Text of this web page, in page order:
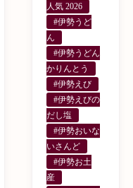
人気 2026
#伊勢うど
ん
#伊勢うどん
かりんとう
#伊勢えび
#伊勢えびの
だし塩
#伊勢おいな
いさんど
#伊勢お土
産